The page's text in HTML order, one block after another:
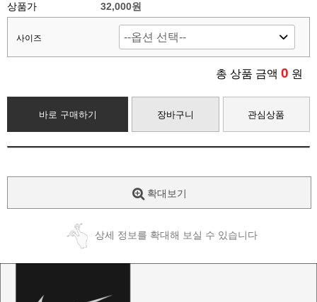
상품가 32,000원
사이즈
총 상품 금액 0 원
바로 구매하기 장바구니 관심상품
확대보기
상세 정보를 확대해 보실 수 있습니다